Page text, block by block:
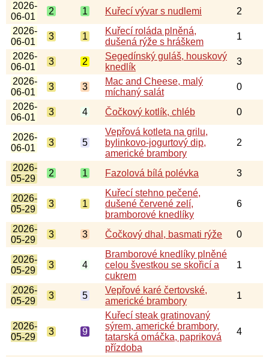
2026-
06-01
2 1 Kuřecí vývar s nudlemi
2
2026-
06-01
3 1
Kuřecí roláda plněná,
dušená rýže s hráškem
1
2026-
06-01
3 2
Segedínský guláš, houskový
knedlík
3
2026-
06-01
3 3
Mac and Cheese, malý
míchaný salát
0
2026-
06-01
3 4 Čočkový kotlík, chléb 0
2026-
06-01
3 5
Vepřová kotleta na grilu,
bylinkovo-jogurtový dip,
americké brambory
2
2026-
05-29
2 1 Fazolová bílá polévka 3
2026-
05-29
3 1
Kuřecí stehno pečené,
dušené červené zelí,
bramborové knedlíky
6
2026-
05-29
3 3 Čočkový dhal, basmati rýže 0
2026-
05-29
3 4
Bramborové knedlíky plněné
celou švestkou se skořicí a
cukrem
1
2026-
05-29
3 5
Vepřové karé čertovské,
americké brambory
1
2026-
05-29
3 9
Kuřecí steak gratinovaný
sýrem, americké brambory,
tatarská omáčka, papriková
přízdoba
4